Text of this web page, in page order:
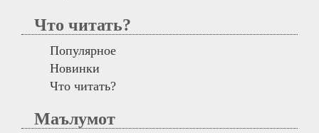
Что читать?
Популярное
Новинки
Что читать?
Маълумот